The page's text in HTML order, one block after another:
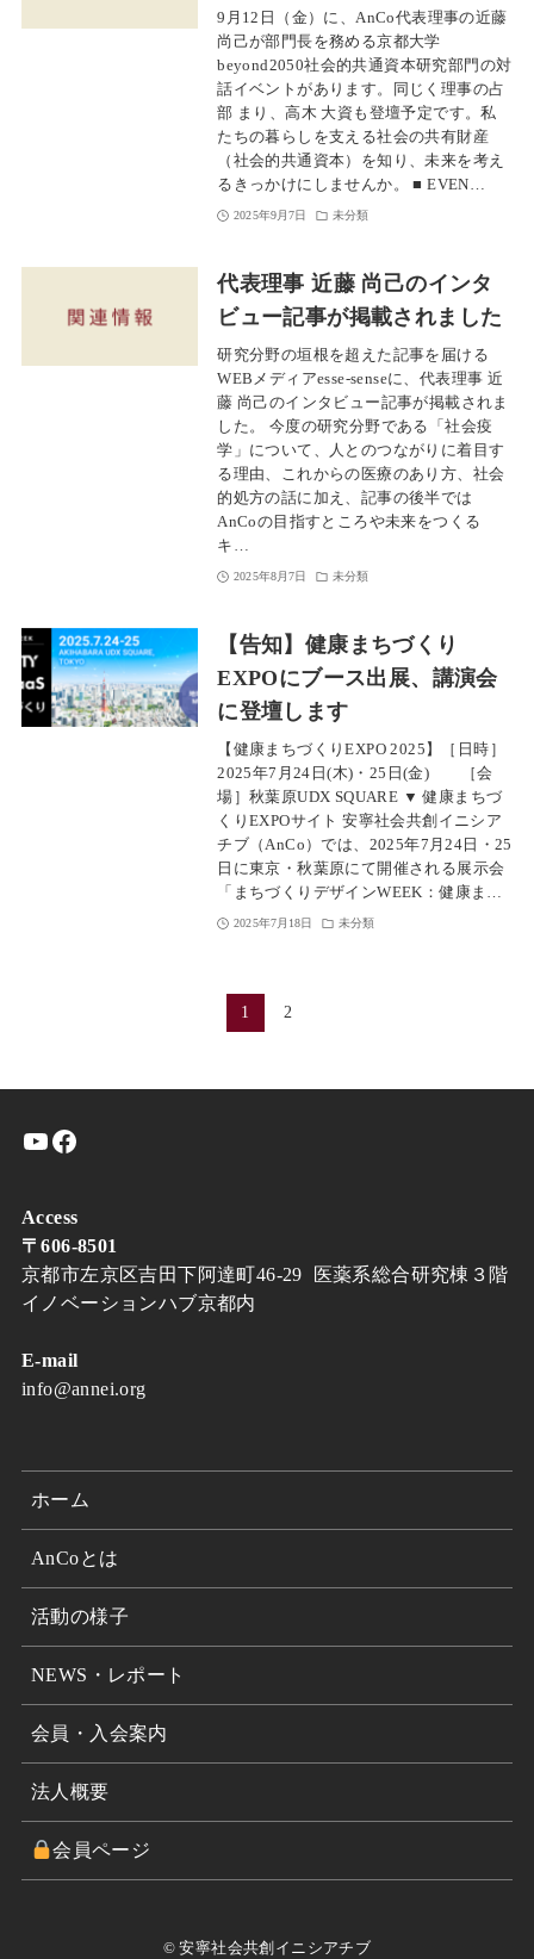
9月12日（金）に、AnCo代表理事の近藤
尚己が部門長を務める京都大学
beyond2050社会的共通資本研究部門の対
話イベントがあります。同じく理事の占
部 まり、高木 大資も登壇予定です。私
たちの暮らしを支える社会の共有財産
（社会的共通資本）を知り、未来を考え
るきっかけにしませんか。 ■ EVEN…
2025年9月7日 未分類
代表理事 近藤 尚己のインタ
ビュー記事が掲載されました
研究分野の垣根を超えた記事を届ける
WEBメディアesse-senseに、代表理事 近
藤 尚己のインタビュー記事が掲載されま
した。 今度の研究分野である「社会疫
学」について、人とのつながりに着目す
る理由、これからの医療のあり方、社会
的処方の話に加え、記事の後半では
AnCoの目指すところや未来をつくる
キ…
2025年8月7日 未分類
【告知】健康まちづくり
EXPOにブース出展、講演会
に登壇します
【健康まちづくりEXPO 2025】［日時］
2025年7月24日(木)・25日(金) ［会
場］秋葉原UDX SQUARE ▼ 健康まちづ
くりEXPOサイト 安寧社会共創イニシア
チブ（AnCo）では、2025年7月24日・25
日に東京・秋葉原にて開催される展示会
「まちづくりデザインWEEK：健康ま…
2025年7月18日 未分類
1 2
YouTube
Facebook
Access
〒606-8501
京都市左京区吉田下阿達町46-29 医薬系総合研究棟３階
イノベーションハブ京都内
E-mail
info@annei.org
ホーム
AnCoとは
活動の様子
NEWS・レポート
会員・入会案内
法人概要
会員ページ
© 安寧社会共創イニシアチブ